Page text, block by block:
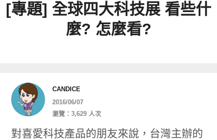
[專題] 全球四大科技展 看些什
麼? 怎麼看?
CANDICE
2016/06/07
瀏覽：3,629 人次
對喜愛科技產品的朋友來說，台灣主辦的